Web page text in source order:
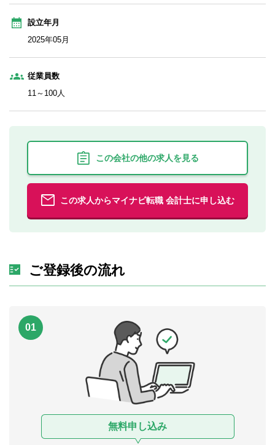
設立年月
2025年05月
従業員数
11～100人
この会社の他の求人を見る
この求人からマイナビ転職 会計士に申し込む
ご登録後の流れ
01
無料申し込み